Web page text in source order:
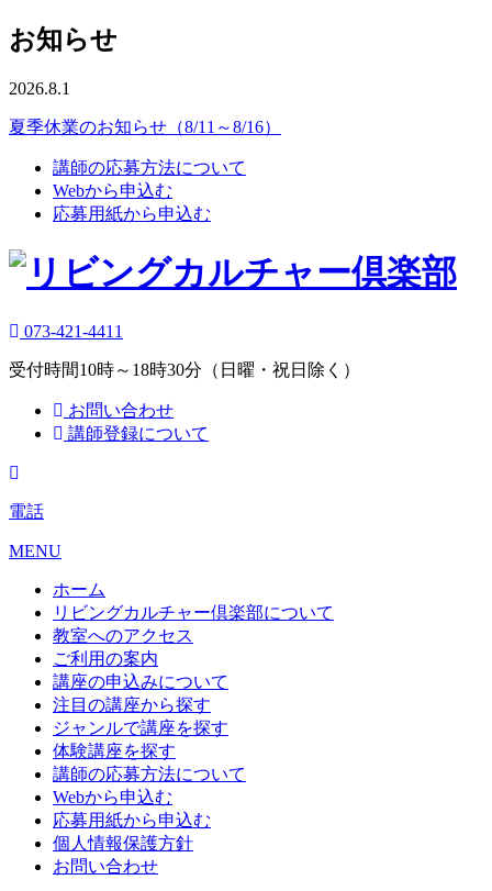
お知らせ
2026.8.1
夏季休業のお知らせ（8/11～8/16）
講師の応募方法について
Webから申込む
応募用紙から申込む
073-421-4411
受付時間10時～18時30分（日曜・祝日除く）
お問い合わせ
講師登録について
電話
MENU
ホーム
リビングカルチャー倶楽部について
教室へのアクセス
ご利用の案内
講座の申込みについて
注目の講座から探す
ジャンルで講座を探す
体験講座を探す
講師の応募方法について
Webから申込む
応募用紙から申込む
個人情報保護方針
お問い合わせ